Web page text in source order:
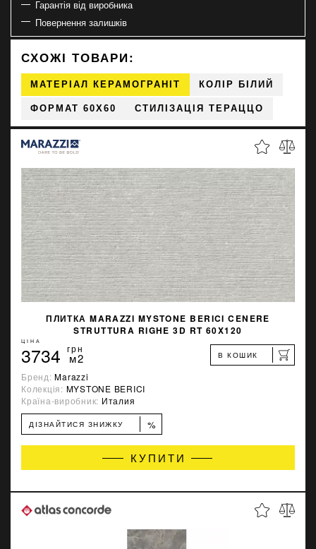
Гарантія від виробника
Повернення залишків
СХОЖІ ТОВАРИ:
МАТЕРІАЛ КЕРАМОГРАНІТ КОЛІР БІЛИЙ
ФОРМАТ 60X60 СТИЛІЗАЦІЯ ТЕРАЦЦО
ПЛИТКА MARAZZI MYSTONE BERICI CENERE
STRUTTURA RIGHE 3D RT 60X120
ЦІНА
3734 грн
м2 В КОШИК
Бренд:Marazzi
Колекція: MYSTONE BERICI
Країна-виробник: Италия
ДІЗНАЙТИСЯ ЗНИЖКУ %
КУПИТИ